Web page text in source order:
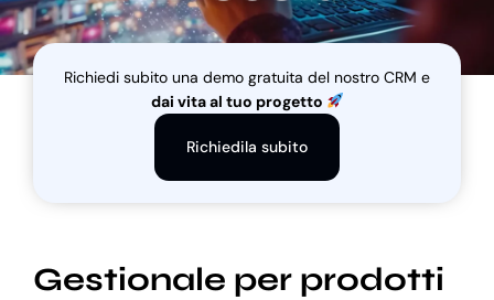
Blog
Richiedi subito una demo gratuita del nostro CRM e
dai vita al tuo progetto
Richiedila subito
Gestionale per prodotti